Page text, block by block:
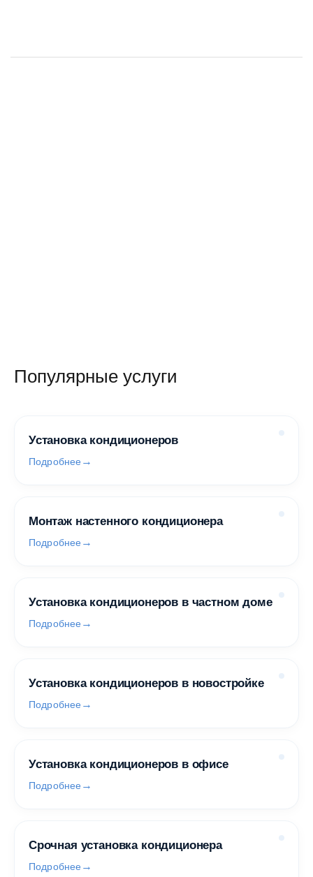
Популярные услуги
Установка кондиционеров
Подробнее
Монтаж настенного кондиционера
Подробнее
Установка кондиционеров в частном доме
Подробнее
Установка кондиционеров в новостройке
Подробнее
Установка кондиционеров в офисе
Подробнее
Срочная установка кондиционера
Подробнее